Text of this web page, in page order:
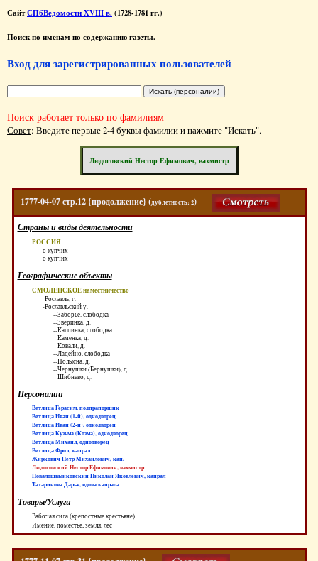
СайтСПбВедомости XVIII в. (1728-1781 гг.)
Поиск по именам по содержанию газеты.
Вход для зарегистрированных пользователей
Поиск работает только по фамилиям
Совет: Введите первые 2-4 буквы фамилии и нажмите "Искать".
Людоговский Нестор Ефимович, вахмистр
1777-04-07 стр.12 {продолжение} (дублетность: 2)
Страны и виды деятельности
РОССИЯ
о купчих
о купчих
Географические объекты
СМОЛЕНСКОЕ наместничество
-Рославль, г.
-Рославльский у.
--Заборье, слободка
--Зверинка, д.
--Калпинка, слободка
--Каменка, д.
--Ковали, д.
--Ладейно, слободка
--Полысна, д.
--Чернушки (Бернушки), д.
--Шибнево, д.
Персоналии
Ветлица Герасим, подпрапорщик
Ветлица Иван (1-й), однодворец
Ветлица Иван (2-й), однодворец
Ветлица Кузьма (Козма), однодворец
Ветлица Михаил, однодворец
Ветлица Фрол, капрал
Жиркович Петр Михайлович, кап.
Людоговский Нестор Ефимович, вахмистр
Повалошвыйковский Николай Яковлевич, капрал
Татаринова Дарья, вдова капрала
Товары/Услуги
Рабочая сила (крепостные крестьяне)
Имение, поместье, земля, лес